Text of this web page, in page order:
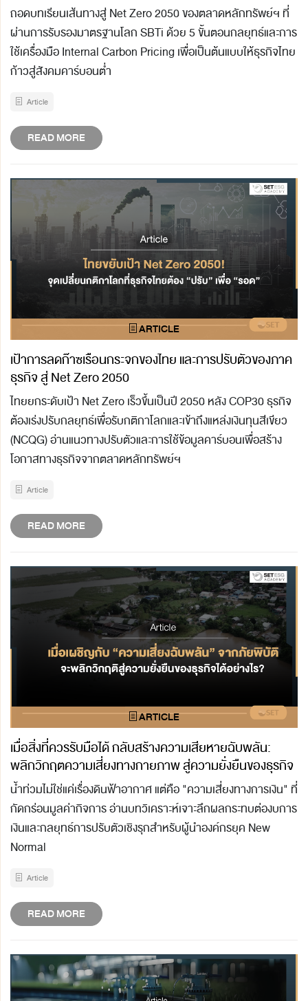
ถอดบทเรียนเส้นทางสู่ Net Zero 2050 ของตลาดหลักทรัพย์ฯ ที่
ผ่านการรับรองมาตรฐานโลก SBTi ด้วย 5 ขั้นตอนกลยุทธ์และการ
ใช้เครื่องมือ Internal Carbon Pricing เพื่อเป็นต้นแบบให้ธุรกิจไทย
ก้าวสู่สังคมคาร์บอนต่ำ
Article
READ MORE
เป้าการลดก๊าซเรือนกระจกของไทย และการปรับตัวของภาค
ธุรกิจ สู่ Net Zero 2050
ไทยยกระดับเป้า Net Zero เร็วขึ้นเป็นปี 2050 หลัง COP30 ธุรกิจ
ต้องเร่งปรับกลยุทธ์เพื่อรับกติกาโลกและเข้าถึงแหล่งเงินทุนสีเขียว
(NCQG) อ่านแนวทางปรับตัวและการใช้ข้อมูลคาร์บอนเพื่อสร้าง
โอกาสทางธุรกิจจากตลาดหลักทรัพย์ฯ
Article
READ MORE
เมื่อสิ่งที่ควรรับมือได้ กลับสร้างความเสียหายฉับพลัน:
พลิกวิกฤตความเสี่ยงทางกายภาพ สู่ความยั่งยืนของธุรกิจ
น้ำท่วมไม่ใช่แค่เรื่องดินฟ้าอากาศ แต่คือ "ความเสี่ยงทางการเงิน" ที่
กัดกร่อนมูลค่ากิจการ อ่านบทวิเคราะห์เจาะลึกผลกระทบต่องบการ
เงินและกลยุทธ์การปรับตัวเชิงรุกสำหรับผู้นำองค์กรยุค New
Normal
Article
READ MORE